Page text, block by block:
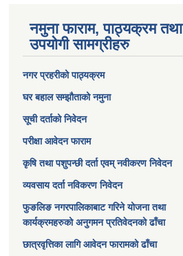
नमुना फाराम, पाठ्यक्रम तथा
उपयोगी सामग्रीहरु
नगर प्रहरीको पाठ्यक्रम
घर बहाल सम्झौताको नमुना
सूची दर्ताको निवेदन
परीक्षा आवेदन फाराम
कृषि तथा पशुपन्छी दर्ता एवम् नवीकरण निवेदन
व्यवसाय दर्ता नविकरण निवेदन
फुङलिङ नगरपालिकाबाट गरिने योजना तथा
कार्यक्रमहरुको अनुगमन प्रतिवेदनको ढाँचा
छात्रवृत्तिका लागि आवेदन फारामको ढाँचा